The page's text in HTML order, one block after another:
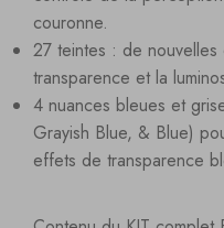
couronne.
27 teintes : de
transparence et la
4 nuances bleues et
Grayish Blue, & Blue)
effets de transparence